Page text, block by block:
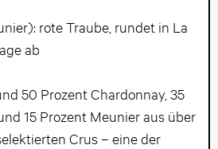
rote Traube, rundet in La
ab
50 Prozent Chardonnay, 35
15 Prozent Meunier aus über
Crus – eine der